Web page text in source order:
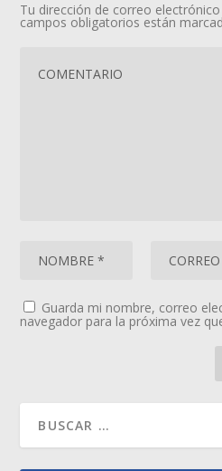
Tu dirección de correo
campos obligatorios están
Guarda mi nombre, correo
navegador para la próxima vez